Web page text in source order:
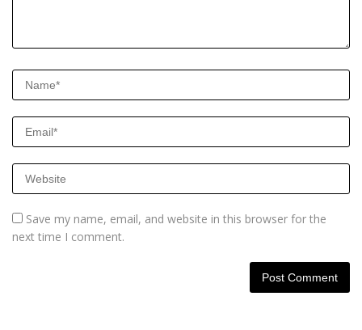
Save my name, email, and website in this browser for the
next time I comment.